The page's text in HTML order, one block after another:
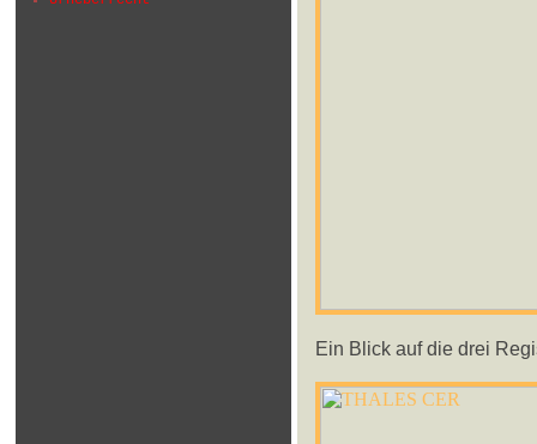
Ein Blick auf die drei